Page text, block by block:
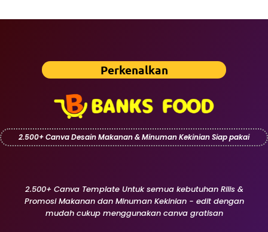
Perkenalkan
2.500+ Canva Desain Makanan & Minuman Kekinian Siap pakai
2.500+ Canva Template Untuk semua kebutuhan Rilis &
Promosi Makanan dan Minuman Kekinian - edit dengan
mudah cukup menggunakan canva gratisan